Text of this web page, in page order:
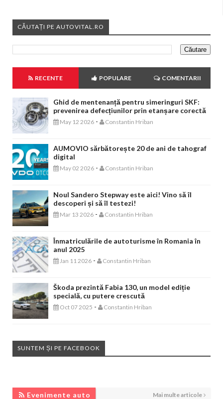
CĂUTAȚI PE AUTOVITAL.RO
RECENTE POPULARE COMENTARII
Ghid de mentenanță pentru simeringuri SKF:
prevenirea defecțiunilor prin etanșare corectă
May 12 2026 - Constantin Hriban
AUMOVIO sărbătorește 20 de ani de tahograf
digital
May 02 2026 - Constantin Hriban
Noul Sandero Stepway este aici! Vino să îl
descoperi și să îl testezi!
Mar 13 2026 - Constantin Hriban
Înmatriculările de autoturisme în Romania în
anul 2025
Jan 11 2026 - Constantin Hriban
Škoda prezintă Fabia 130, un model ediție
specială, cu putere crescută
Oct 07 2025 - Constantin Hriban
SUNTEM ȘI PE FACEBOOK
Evenimente auto Mai multe articole